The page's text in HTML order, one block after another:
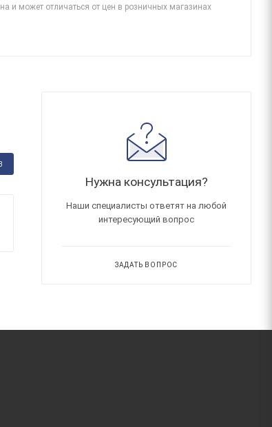
и может отличаться от цен в розничных магазинах
Нужна консультация?
Наши специалисты ответят на любой
интересующий вопрос
ЗАДАТЬ ВОПРОС